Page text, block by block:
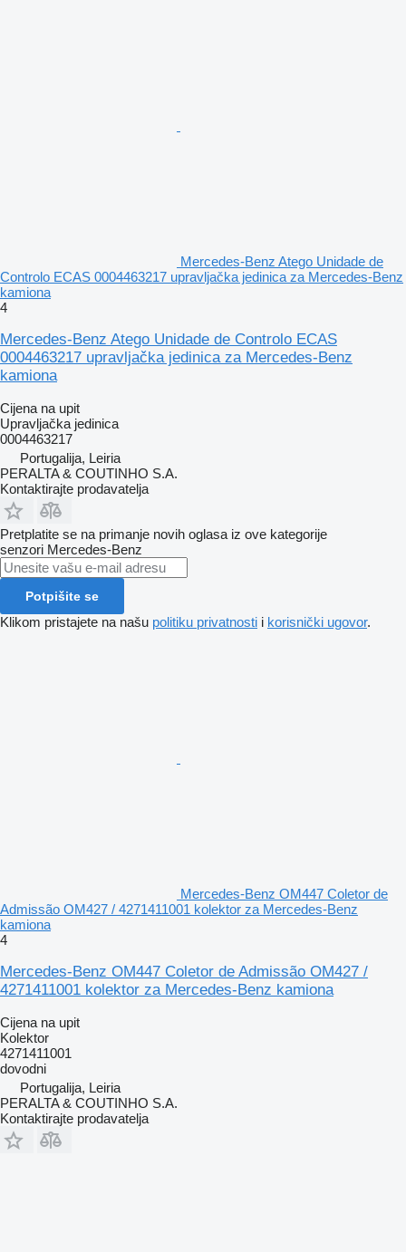
Mercedes-Benz Atego Unidade de
Controlo ECAS 0004463217 upravljačka jedinica za Mercedes-Benz
kamiona
4
Mercedes-Benz Atego Unidade de Controlo ECAS
0004463217 upravljačka jedinica za Mercedes-Benz
kamiona
Cijena na upit
Upravljačka jedinica
0004463217
Portugalija, Leiria
PERALTA & COUTINHO S.A.
Kontaktirajte prodavatelja
Pretplatite se na primanje novih oglasa iz ove kategorije
senzori Mercedes-Benz
Potpišite se
Klikom pristajete na našu politiku privatnosti i korisnički ugovor.
Mercedes-Benz OM447 Coletor de
Admissão OM427 / 4271411001 kolektor za Mercedes-Benz
kamiona
4
Mercedes-Benz OM447 Coletor de Admissão OM427 /
4271411001 kolektor za Mercedes-Benz kamiona
Cijena na upit
Kolektor
4271411001
dovodni
Portugalija, Leiria
PERALTA & COUTINHO S.A.
Kontaktirajte prodavatelja